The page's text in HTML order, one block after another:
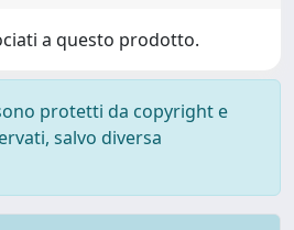
a questo prodotto.
protetti da copyright e
salvo diversa